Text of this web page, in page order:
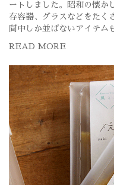
ートしました。昭和の懐か
存容器、グラスなどをたく
間中しか並ばないアイテ
READ MORE